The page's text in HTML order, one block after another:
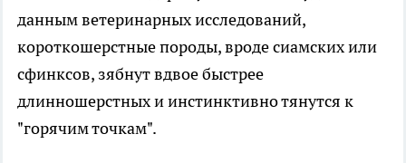
данным ветеринарных исследований,
короткошерстные породы, вроде сиамских или
сфинксов, зябнут вдвое быстрее
длинношерстных и инстинктивно тянутся к
"горячим точкам".